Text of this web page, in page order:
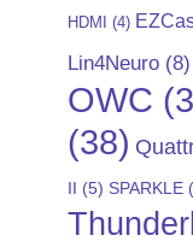
HDMI (4)
Lin4Neuro (8)
OWC
(38)
II (5) SPARKLE